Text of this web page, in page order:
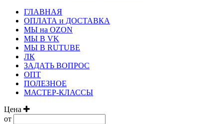
ГЛАВНАЯ
ОПЛАТА и ДОСТАВКА
МЫ на OZON
МЫ В VK
МЫ В RUTUBE
ЛК
ЗАДАТЬ ВОПРОС
ОПТ
ПОЛЕЗНОЕ
МАСТЕР-КЛАССЫ
Цена
от